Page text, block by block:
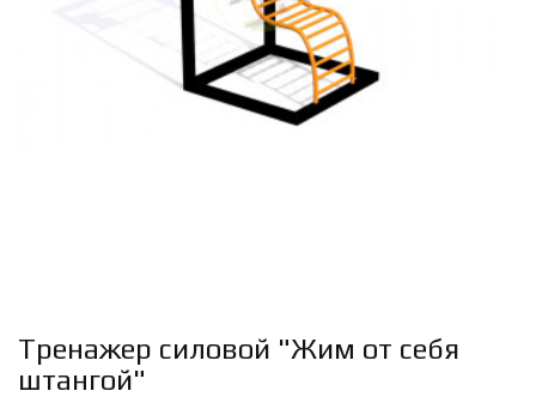
Тренажер силовой "Жим от себя
штангой"